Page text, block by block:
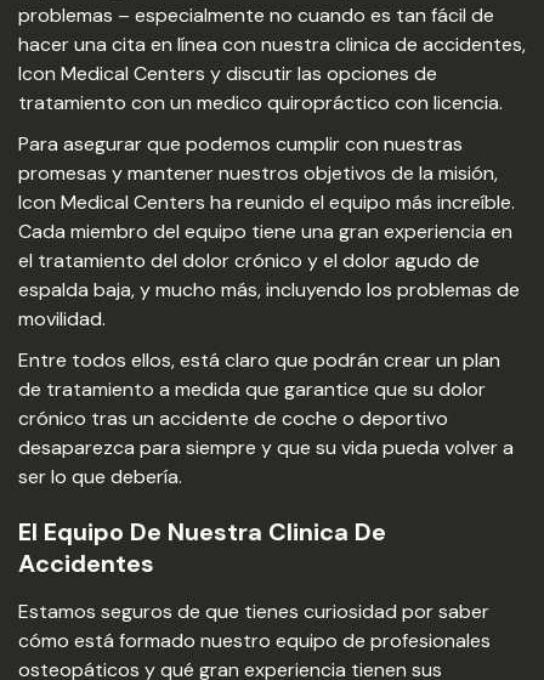
problemas – especialmente no cuando es tan fácil de
hacer una cita en línea con nuestra clinica de accidentes,
Icon Medical Centers y discutir las opciones de
tratamiento con un medico quiropráctico con licencia.
Para asegurar que podemos cumplir con nuestras
promesas y mantener nuestros objetivos de la misión,
Icon Medical Centers ha reunido el equipo más increíble.
Cada miembro del equipo tiene una gran experiencia en
el tratamiento del dolor crónico y el dolor agudo de
espalda baja, y mucho más, incluyendo los problemas de
movilidad.
Entre todos ellos, está claro que podrán crear un plan
de tratamiento a medida que garantice que su dolor
crónico tras un accidente de coche o deportivo
desaparezca para siempre y que su vida pueda volver a
ser lo que debería.
El Equipo De Nuestra Clinica De
Accidentes
Estamos seguros de que tienes curiosidad por saber
cómo está formado nuestro equipo de profesionales
osteopáticos y qué gran experiencia tienen sus